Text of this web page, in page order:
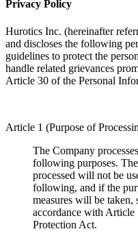
Privacy Policy
Hurotics Inc. (hereinafter
and discloses the following
guidelines to protect the
handle related grievances
Article 30 of the Personal
Article 1 (Purpose of
The Company
following purposes.
processed will not be
following, and if the
measures will be taken,
accordance with Article
Protection Act.